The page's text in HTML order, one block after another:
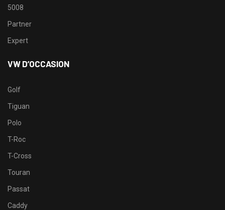
5008
Partner
Expert
VW D’OCCASION
Golf
Tiguan
Polo
T-Roc
T-Cross
Touran
Passat
Caddy